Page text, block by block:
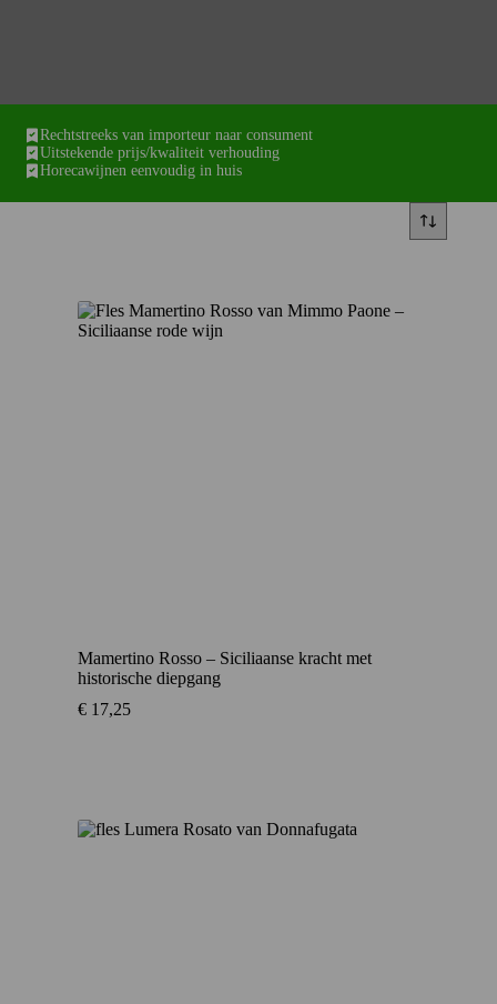
Rechtstreeks van importeur naar consument
Uitstekende prijs/kwaliteit verhouding
Horecawijnen eenvoudig in huis
Mamertino Rosso – Siciliaanse kracht met
historische diepgang
€ 17,25